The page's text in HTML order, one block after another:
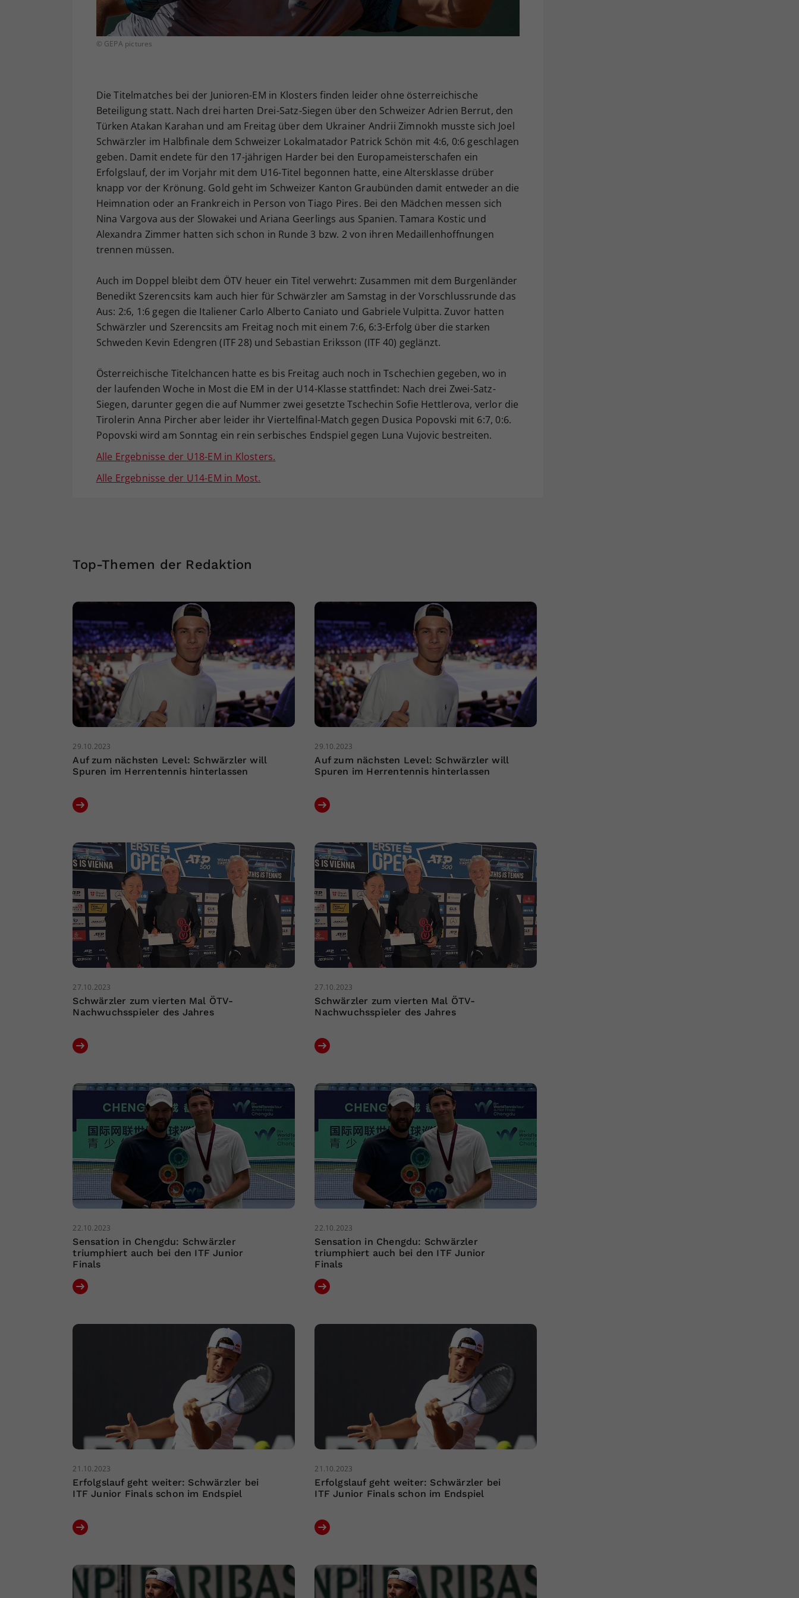
© GEPA pictures
Die Titelmatches bei der Junioren-EM in Klosters finden leider ohne österreichische
Beteiligung statt. Nach drei harten Drei-Satz-Siegen über den Schweizer Adrien Berrut, den
Türken Atakan Karahan und am Freitag über dem Ukrainer Andrii Zimnokh musste sich Joel
Schwärzler im Halbfinale dem Schweizer Lokalmatador Patrick Schön mit 4:6, 0:6 geschlagen
geben. Damit endete für den 17-jährigen Harder bei den Europameisterschafen ein
Erfolgslauf, der im Vorjahr mit dem U16-Titel begonnen hatte, eine Altersklasse drüber
knapp vor der Krönung. Gold geht im Schweizer Kanton Graubünden damit entweder an die
Heimnation oder an Frankreich in Person von Tiago Pires. Bei den Mädchen messen sich
Nina Vargova aus der Slowakei und Ariana Geerlings aus Spanien. Tamara Kostic und
Alexandra Zimmer hatten sich schon in Runde 3 bzw. 2 von ihren Medaillenhoffnungen
trennen müssen.
Auch im Doppel bleibt dem ÖTV heuer ein Titel verwehrt: Zusammen mit dem Burgenländer
Benedikt Szerencsits kam auch hier für Schwärzler am Samstag in der Vorschlussrunde das
Aus: 2:6, 1:6 gegen die Italiener Carlo Alberto Caniato und Gabriele Vulpitta. Zuvor hatten
Schwärzler und Szerencsits am Freitag noch mit einem 7:6, 6:3-Erfolg über die starken
Schweden Kevin Edengren (ITF 28) und Sebastian Eriksson (ITF 40) geglänzt.
Österreichische Titelchancen hatte es bis Freitag auch noch in Tschechien gegeben, wo in
der laufenden Woche in Most die EM in der U14-Klasse stattfindet: Nach drei Zwei-Satz-
Siegen, darunter gegen die auf Nummer zwei gesetzte Tschechin Sofie Hettlerova, verlor die
Tirolerin Anna Pircher aber leider ihr Viertelfinal-Match gegen Dusica Popovski mit 6:7, 0:6.
Popovski wird am Sonntag ein rein serbisches Endspiel gegen Luna Vujovic bestreiten.
Alle Ergebnisse der U18-EM in Klosters.
Alle Ergebnisse der U14-EM in Most.
Top-Themen der Redaktion
29.10.2023
Auf zum nächsten Level: Schwärzler will
Spuren im Herrentennis hinterlassen
29.10.2023
Auf zum nächsten Level: Schwärzler will
Spuren im Herrentennis hinterlassen
27.10.2023
Schwärzler zum vierten Mal ÖTV-
Nachwuchsspieler des Jahres
27.10.2023
Schwärzler zum vierten Mal ÖTV-
Nachwuchsspieler des Jahres
22.10.2023
Sensation in Chengdu: Schwärzler
triumphiert auch bei den ITF Junior
Finals
22.10.2023
Sensation in Chengdu: Schwärzler
triumphiert auch bei den ITF Junior
Finals
21.10.2023
Erfolgslauf geht weiter: Schwärzler bei
ITF Junior Finals schon im Endspiel
21.10.2023
Erfolgslauf geht weiter: Schwärzler bei
ITF Junior Finals schon im Endspiel
Ihrer vorgenommen Einstellungen, falls der
Webseiten-Betreiber dies eingestellt hat.